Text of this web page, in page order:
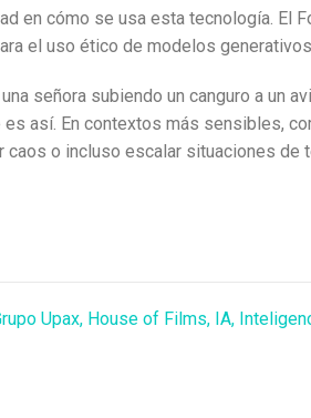
en cómo se usa esta tecnología. El
el uso ético de modelos
señora subiendo un canguro a un
así. En contextos más sensibles,
o incluso escalar situaciones de
Upax, House of Films, IA,